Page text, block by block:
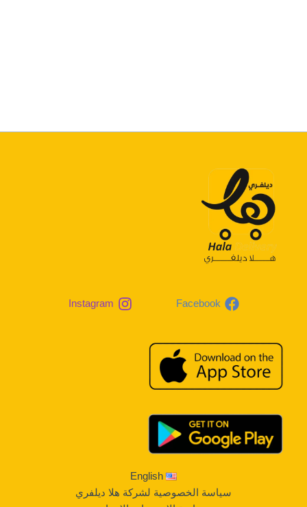
Facebook
Instagram
English
سياسة الخصوصية لشركة هلا ديلفري